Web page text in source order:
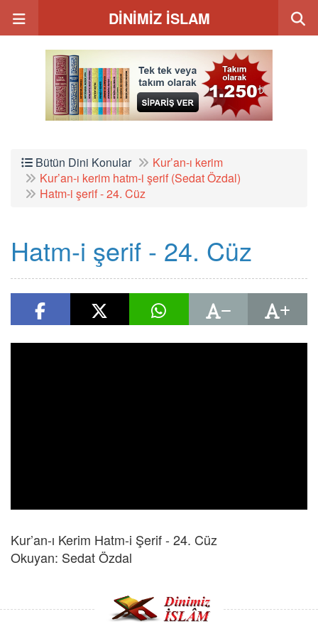
DİNİMİZ İSLAM
Bütün Dini Konular
Kur’an-ı kerim
Kur’an-ı kerim hatm-i şerif (Sedat Özdal)
Hatm-i şerif - 24. Cüz
Hatm-i şerif - 24. Cüz
Kur’an-ı Kerim Hatm-i Şerif - 24. Cüz
Okuyan: Sedat Özdal